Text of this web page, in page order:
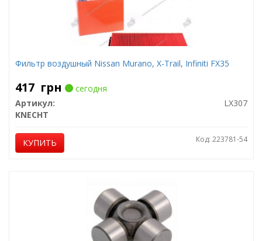
Фильтр воздушный Nissan Murano, X-Trail, Infiniti FX35
417 грн
сегодня
Артикул:
LX307
KNECHT
КУПИТЬ Код: 223781-54